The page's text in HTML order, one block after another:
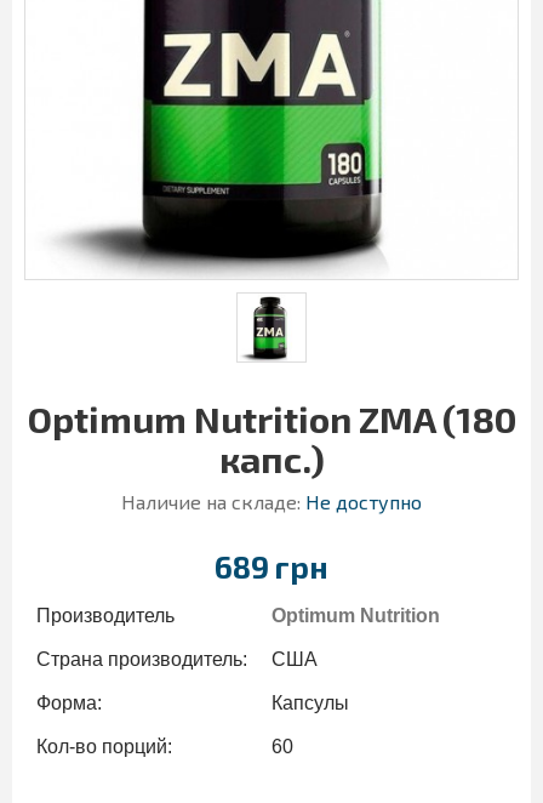
Optimum Nutrition ZMA (180
капс.)
Наличие на складе: Не доступно
689 грн
Производитель Optimum Nutrition
Страна производитель: США
Форма: Капсулы
Кол-во порций: 60